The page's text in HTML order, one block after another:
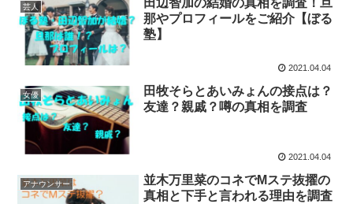
芸人
那やプロフィールをご紹介【ぼる
塾】
2021.04.04
女優
田牧そらとあいみょんの接点は？
友達？親戚？噂の真相を調査
2021.04.04
アナウンサー
並木万里菜のコネでMステ抜擢の
真相と下手と言われる理由を調査